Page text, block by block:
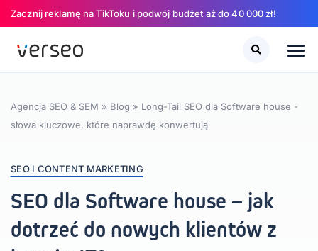
Zacznij reklamę na TikToku i podwój budżet aż do 40 000 zł!
Agencja SEO & SEM » Blog » Long-Tail SEO dla Software house -
słowa kluczowe, które naprawdę konwertują
Szukaj Szukaj
SEO I CONTENT MARKETING
SEO dla Software house – jak
dotrzeć do nowych klientów z